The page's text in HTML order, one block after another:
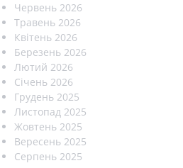
Червень 2026
Травень 2026
Квітень 2026
Березень 2026
Лютий 2026
Січень 2026
Грудень 2025
Листопад 2025
Жовтень 2025
Вересень 2025
Серпень 2025